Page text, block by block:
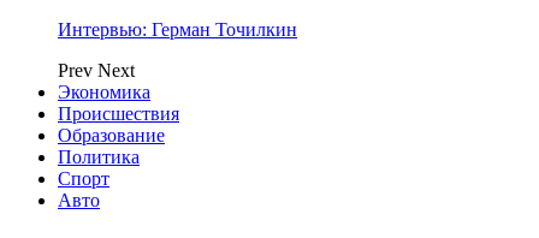
Интервью: Герман Точилкин
Prev Next
Экономика
Происшествия
Образование
Политика
Спорт
Авто